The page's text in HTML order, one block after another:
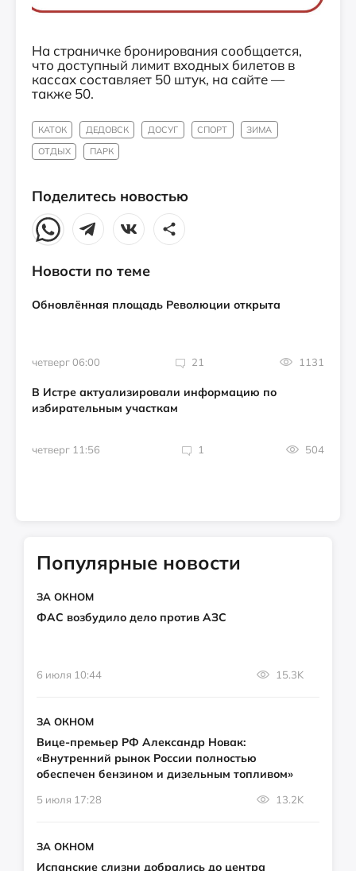
На страничке бронирования сообщается,
что доступный лимит входных билетов в
кассах составляет 50 штук, на сайте —
также 50.
КАТОК ДЕДОВСК ДОСУГ СПОРТ
ЗИМА
ОТДЫХ
ПАРК
Поделитесь новостью
Новости по теме
Обновлённая площадь Революции открыта
четверг 06:00 21 1131
В Истре актуализировали информацию по
избирательным участкам
четверг 11:56 1 504
Популярные новости
ЗА ОКНОМ
ФАС возбудило дело против АЗС
6 июля 10:44 15.3K
ЗА ОКНОМ
Вице-премьер РФ Александр Новак:
«Внутренний рынок России полностью
обеспечен бензином и дизельным топливом»
5 июля 17:28 13.2K
ЗА ОКНОМ
Испанские слизни добрались до центра